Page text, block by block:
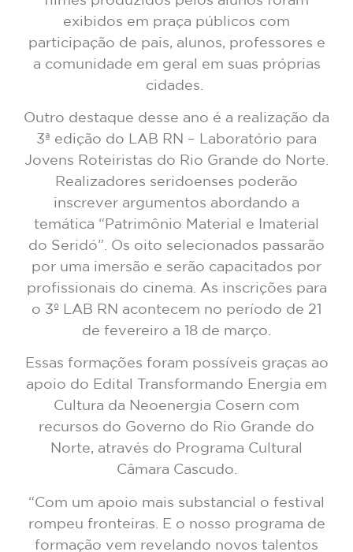
exibidos em praça públicos com
participação de pais, alunos, professores e
a comunidade em geral em suas próprias
cidades.
Outro destaque desse ano é a realização da
3ª edição do LAB RN – Laboratório para
Jovens Roteiristas do Rio Grande do Norte.
Realizadores seridoenses poderão
inscrever argumentos abordando a
temática “Patrimônio Material e Imaterial
do Seridó”. Os oito selecionados passarão
por uma imersão e serão capacitados por
profissionais do cinema. As inscrições para
o 3º LAB RN acontecem no período de 21
de fevereiro a 18 de março.
Essas formações foram possíveis graças ao
apoio do Edital Transformando Energia em
Cultura da Neoenergia Cosern com
recursos do Governo do Rio Grande do
Norte, através do Programa Cultural
Câmara Cascudo.
“Com um apoio mais substancial o festival
rompeu fronteiras. E o nosso programa de
formação vem revelando novos talentos